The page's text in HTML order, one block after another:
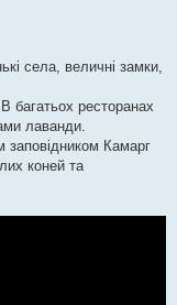
села, величні замки,
багатьох ресторанах
лаванди.
заповідником Камарг
коней та